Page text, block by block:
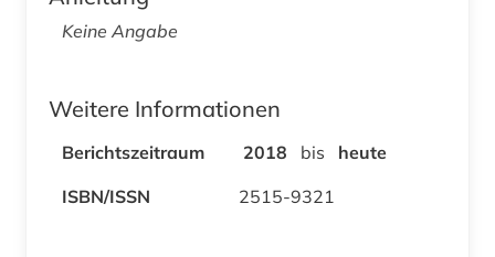
Keine Angabe
Weitere Informationen
Berichtszeitraum 2018 bis
heute
ISBN/ISSN
2515-9321